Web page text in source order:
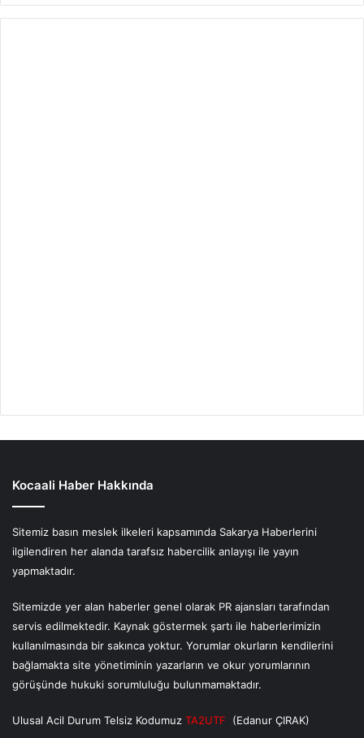
Kocaali Haber Hakkında
Sitemiz basın meslek ilkeleri kapsamında Sakarya Haberlerini
ilgilendiren her alanda tarafsız habercilik anlayışı ile yayın
yapmaktadır.
Sitemizde yer alan haberler genel olarak PR ajansları tarafından
servis edilmektedir. Kaynak göstermek şartı ile haberlerimizin
kullanılmasında bir sakınca yoktur. Yorumlar okurların kendilerini
bağlamakta site yönetiminin yazarların ve okur yorumlarının
görüşünde hukuki sorumluluğu bulunmamaktadır.
Ulusal Acil Durum Telsiz Kodumuz TA2UTF (Edanur ÇIRAK)